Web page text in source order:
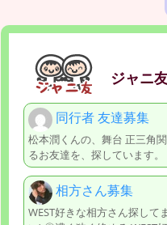
ジャニ
同行者 友達募集
松本潤くんの、舞台 正三角
るお友達を、探しています。
相方さん募集
WEST好きな相方さん探し